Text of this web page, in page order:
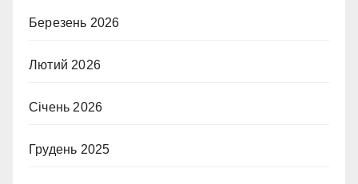
Березень 2026
Лютий 2026
Січень 2026
Грудень 2025